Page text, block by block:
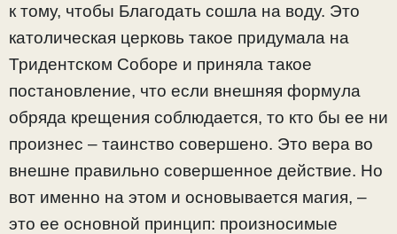
к тому, чтобы Благодать сошла на воду. Это
католическая церковь такое придумала на
Тридентском Соборе и приняла такое
постановление, что если внешняя формула
обряда крещения соблюдается, то кто бы ее ни
произнес – таинство совершено. Это вера во
внешне правильно совершенное действие. Но
вот именно на этом и основывается магия, –
это ее основной принцип: произносимые